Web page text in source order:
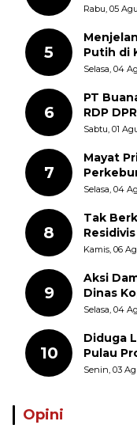
Rabu, 05
5
Putih di
Disorot
Selasa, 04
6
PT
RDP
Batas
Sabtu, 01
7
Mayat
Polisi
Selasa, 04
8
Tak
Kamis, 06
9
Aksi
Dinas
dan
Selasa, 04
10
Diduga
Pulau
Pungli
Senin, 03
Opini